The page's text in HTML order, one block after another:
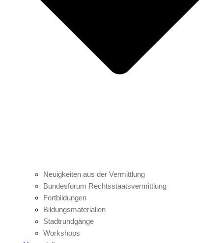
Neuigkeiten aus der Vermittlung
Bundesforum Rechtsstaatsvermittlung
Fortbildungen
Bildungsmaterialien
Stadtrundgänge
Workshops